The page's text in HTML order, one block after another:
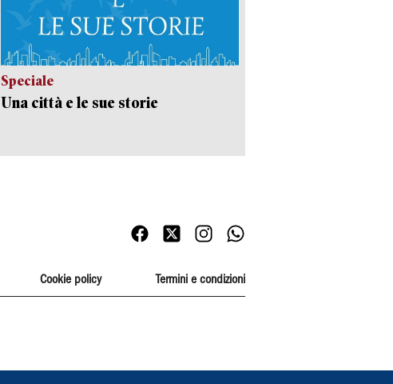
Speciale
Una città e le sue storie
Cookie policy Termini e condizioni